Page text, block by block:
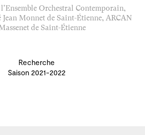
Orchestral Contemporain,
Monnet de Saint-Étienne, ARCAN
de Saint-Étienne
Recherche
Saison 2021-2022